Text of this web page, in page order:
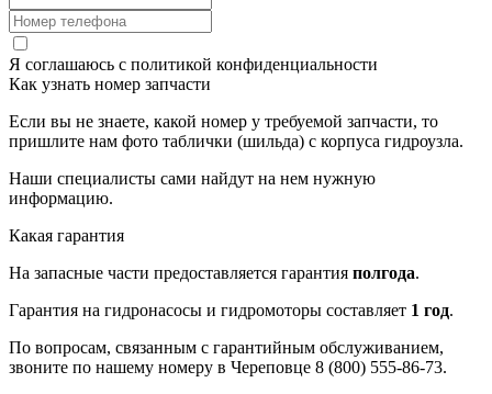
Я соглашаюсь с политикой конфиденциальности
Как узнать номер запчасти
Если вы не знаете, какой номер у требуемой запчасти, то
пришлите нам фото таблички (шильда) с корпуса гидроузла.
Наши специалисты сами найдут на нем нужную
информацию.
Какая гарантия
На запасные части предоставляется гарантия полгода.
Гарантия на гидронасосы и гидромоторы составляет 1 год.
По вопросам, связанным с гарантийным обслуживанием,
звоните по нашему номеру в Череповце 8 (800) 555-86-73.